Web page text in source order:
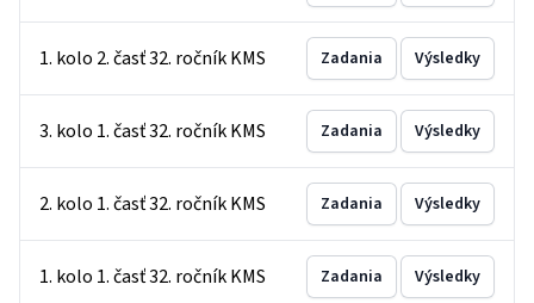
1. kolo 2. časť 32. ročník KMS Zadania Výsledky
3. kolo 1. časť 32. ročník KMS Zadania Výsledky
2. kolo 1. časť 32. ročník KMS Zadania Výsledky
1. kolo 1. časť 32. ročník KMS Zadania Výsledky